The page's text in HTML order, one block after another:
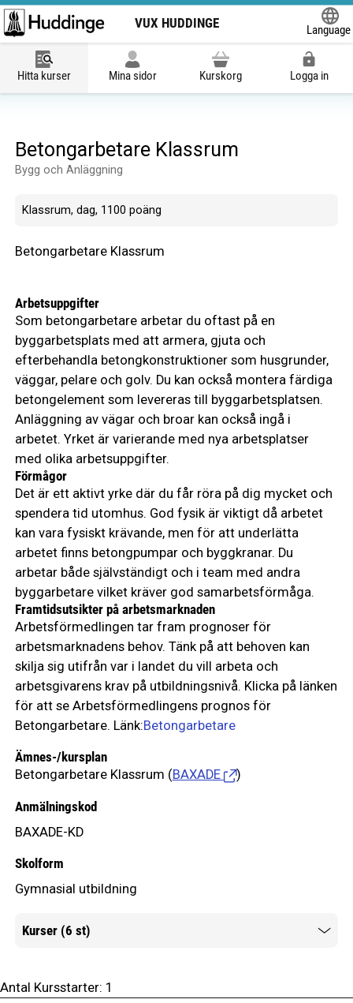
VUX HUDDINGE
Language
Hitta kurser Mina sidor Kurskorg Logga in
Betongarbetare Klassrum
Bygg och Anläggning
Klassrum, dag, 1100 poäng
Betongarbetare Klassrum
Arbetsuppgifter
Som betongarbetare arbetar du oftast på en
byggarbetsplats med att armera, gjuta och
efterbehandla betongkonstruktioner som husgrunder,
väggar, pelare och golv. Du kan också montera färdiga
betongelement som levereras till byggarbetsplatsen.
Anläggning av vägar och broar kan också ingå i
arbetet. Yrket är varierande med nya arbetsplatser
med olika arbetsuppgifter.
Förmågor
Det är ett aktivt yrke där du får röra på dig mycket och
spendera tid utomhus. God fysik är viktigt då arbetet
kan vara fysiskt krävande, men för att underlätta
arbetet finns betongpumpar och byggkranar. Du
arbetar både självständigt och i team med andra
byggarbetare vilket kräver god samarbetsförmåga.
Framtidsutsikter på arbetsmarknaden
Arbetsförmedlingen tar fram prognoser för
arbetsmarknadens behov. Tänk på att behoven kan
skilja sig utifrån var i landet du vill arbeta och
arbetsgivarens krav på utbildningsnivå. Klicka på länken
för att se Arbetsförmedlingens prognos för
Betongarbetare. Länk:Betongarbetare
Ämnes-/kursplan
Betongarbetare Klassrum (BAXADE )
Anmälningskod
BAXADE-KD
Skolform
Gymnasial utbildning
Kurser (6 st)
Mer information
Antal Kursstarter: 1